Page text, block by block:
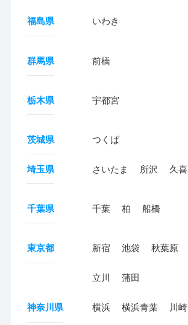
福島県 いわき
群馬県 前橋
栃木県 宇都宮
茨城県 つくば
埼玉県 さいたま 所沢 久喜
千葉県 千葉 柏 船橋
東京都 新宿 池袋 秋葉原
立川 蒲田
神奈川県 横浜 横浜青葉 川崎